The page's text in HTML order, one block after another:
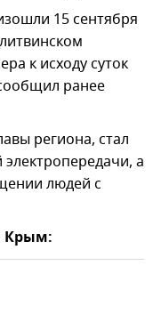
15 сентября
к исходу суток
ранее
региона, стал
а
людей с
Крым: